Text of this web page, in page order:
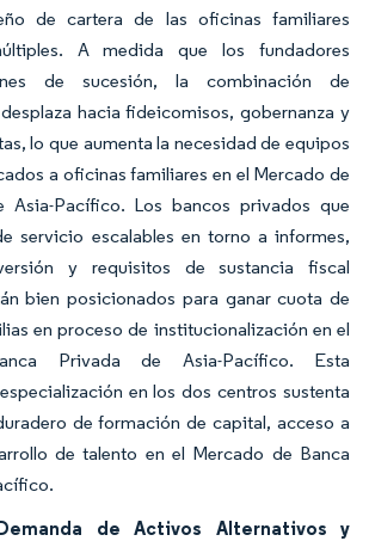
de cartera de las oficinas familiares
A medida que los fundadores
de sucesión, la combinación de
hacia fideicomisos, gobernanza y
lo que aumenta la necesidad de equipos
a oficinas familiares en el Mercado de
Asia-Pacífico. Los bancos privados que
servicio escalables en torno a informes,
y requisitos de sustancia fiscal
bien posicionados para ganar cuota de
en proceso de institucionalización en el
Privada de Asia-Pacífico. Esta
en los dos centros sustenta
de formación de capital, acceso a
de talento en el Mercado de Banca
de Activos Alternativos y